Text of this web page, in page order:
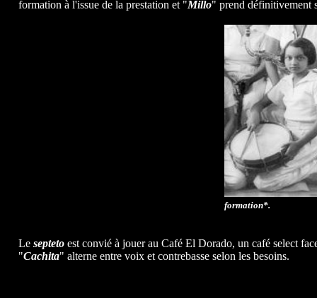
formation à l'issue de la prestation et "Millo" prend définitivement
formation*.
Le septetoest convié à jouer au Café El Dorado, un café select
"Cachita" alterne entre voix et contrebasse selon les besoins.